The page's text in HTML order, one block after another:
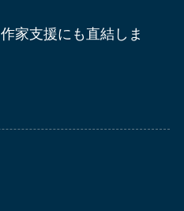
家支援にも直結しま